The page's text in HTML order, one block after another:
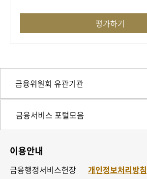
평가하기
이용안내
금융행정서비스헌장
개인정보처리방침